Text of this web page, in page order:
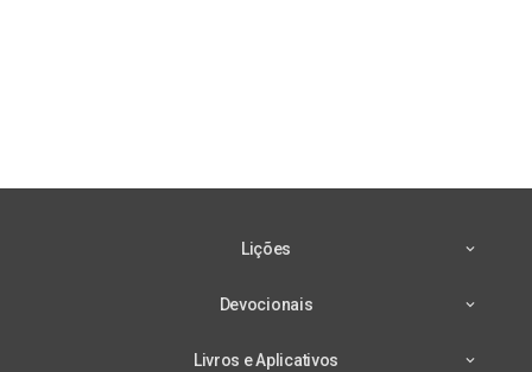
Lições
Devocionais
Livros e Aplicativos